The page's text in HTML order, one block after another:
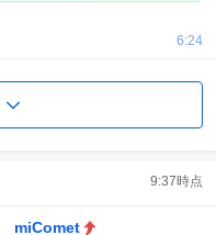
6:24
9:37時点
miComet